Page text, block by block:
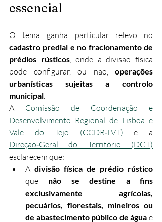
essencial
cadastro predial e no fracionamento de
prédios rústicos, onde a divisão física
pode configurar, ou não, operações
urbanísticas sujeitas a controlo
municipal.
A Comissão de Coordenação e
Desenvolvimento Regional de Lisboa e
Vale do Tejo (CCDR‑LVT)
Direção‑Geral do Território (DGT)
esclarecem que:
A divisão física de prédio rústico
que não se destine a fins
exclusivamente agrícolas,
pecuários, florestais, mineiros ou
de abastecimento público de água e